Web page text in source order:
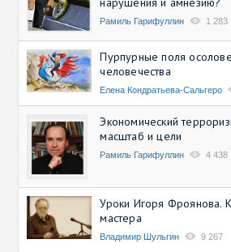
Рамиль Гарифуллин 1 283
Пурпурные поля
человечества
Елена Кондратьева-Сальгеро
Экономический
масштаб и цели
Рамиль Гарифуллин 4 438
Уроки Игоря Фроянова.
мастера
Владимир Шульгин 9 267